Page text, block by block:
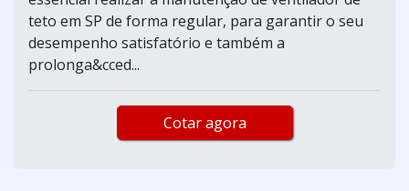
teto em SP de forma regular, para garantir o seu
desempenho satisfatório e também a
prolonga&cced...
Cotar agora